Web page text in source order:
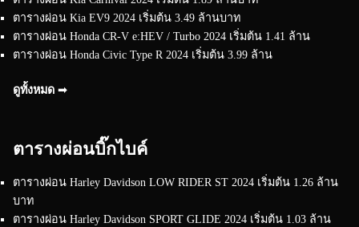
ตารางผ่อน Kia EV9 2024 เริ่มต้น 3.49 ล้านบาท
ตารางผ่อน Honda CR-V e:HEV / Turbo 2024 เริ่มต้น 1.41 ล้าน
ตารางผ่อน Honda Civic Type R 2024 เริ่มต้น 3.99 ล้าน
ดูทั้งหมด ➟
ตารางผ่อนบิ๊กไบค์
ตารางผ่อน Harley Davidson LOW RIDER ST 2024 เริ่มต้น 1.26 ล้าน
บาท
ตารางผ่อน Harley Davidson SPORT GLIDE 2024 เริ่มต้น 1.03 ล้าน